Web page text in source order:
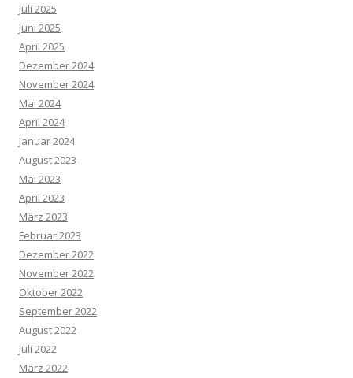
Juli 2025
Juni 2025
April 2025
Dezember 2024
November 2024
Mai 2024
April 2024
Januar 2024
August 2023
Mai 2023
April 2023
März 2023
Februar 2023
Dezember 2022
November 2022
Oktober 2022
September 2022
August 2022
Juli 2022
März 2022